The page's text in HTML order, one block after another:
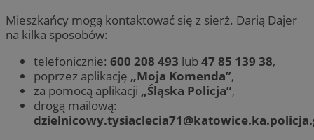
Mieszkańcy mogą kontaktować się z sierż. Darią Dajer
na kilka sposobów:
telefonicznie: 600 208 493 lub47 85 139 38,
poprzez aplikację „Moja Komenda”,
za pomocą aplikacji „Śląska Policja”,
drogą mailową: